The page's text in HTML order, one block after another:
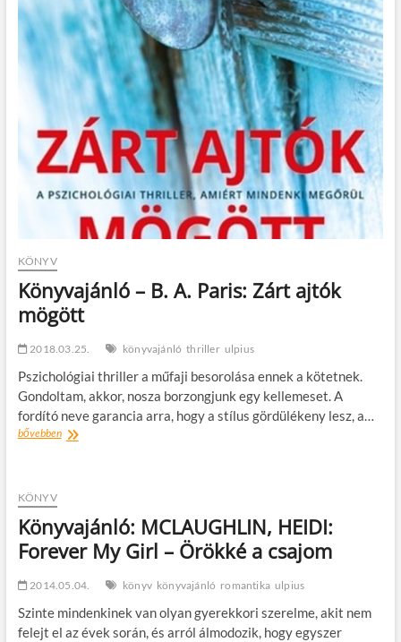
KÖNYV
Könyvajánló – B. A. Paris: Zárt ajtók
mögött
2018.03.25. könyvajánló thriller ulpius
Pszichológiai thriller a műfaji besorolása ennek a kötetnek.
Gondoltam, akkor, nosza borzongjunk egy kellemeset. A
fordító neve garancia arra, hogy a stílus gördülékeny lesz, a…
bővebbenKönyvajánló
ajtók
mögött
KÖNYV
Könyvajánló: MCLAUGHLIN, HEIDI:
Forever My Girl – Örökké a csajom
2014.05.04. könyv könyvajánló romantika ulpius
Szinte mindenkinek van olyan gyerekkori szerelme, akit nem
felejt el az évek során, és arról álmodozik, hogy egyszer